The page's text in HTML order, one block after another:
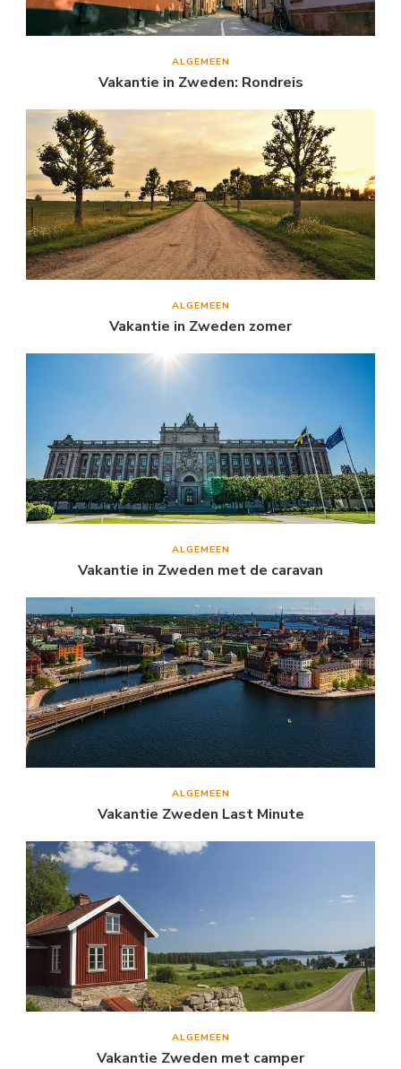
ALGEMEEN
Vakantie in Zweden: Rondreis
ALGEMEEN
Vakantie in Zweden zomer
ALGEMEEN
Vakantie in Zweden met de caravan
ALGEMEEN
Vakantie Zweden Last Minute
ALGEMEEN
Vakantie Zweden met camper